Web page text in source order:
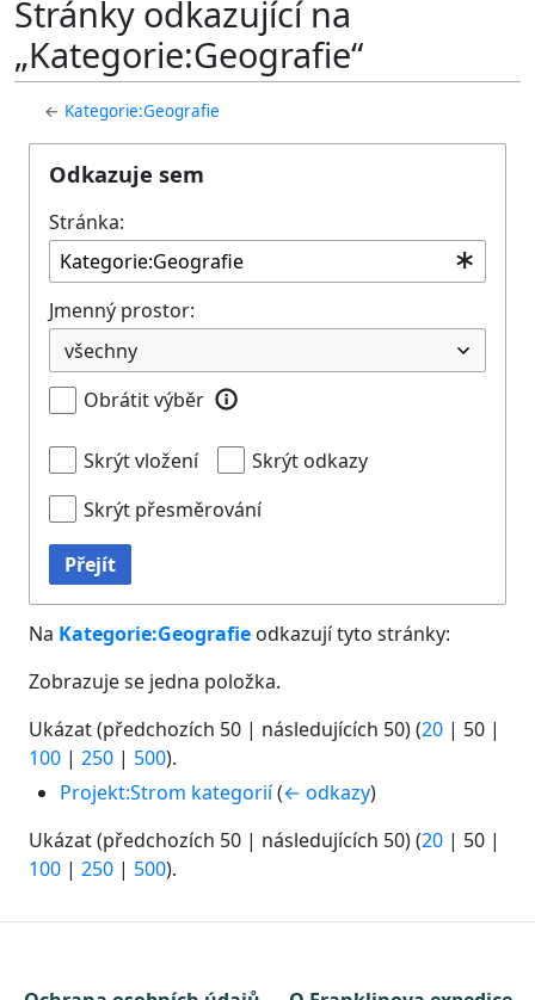
Stránky odkazující na
„Kategorie:Geografie“
← Kategorie:Geografie
Odkazuje sem
Stránka:
Jmenný prostor:
Obrátit výběr
Skrýt vložení
Skrýt odkazy
Skrýt přesměrování
Přejít
Na Kategorie:Geografie odkazují tyto stránky:
Zobrazuje se jedna položka.
Ukázat (předchozích 50 | následujících 50) (20 | 50 |
100 | 250 | 500).
Projekt:Strom kategorií (← odkazy)
Ukázat (předchozích 50 | následujících 50) (20 | 50 |
100 | 250 | 500).